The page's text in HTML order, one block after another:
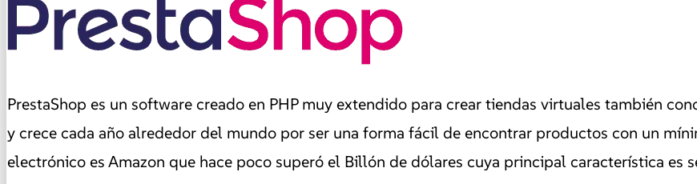
PrestaShop es un software creado en PHP muy extendido para crear tiendas virtuales también
y crece cada año alrededor del mundo por ser una forma fácil de encontrar productos con un
electrónico es Amazon que hace poco superó el Billón de dólares cuya principal característica es